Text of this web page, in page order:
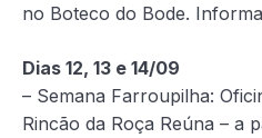
no Boteco do Bode.
Dias 12, 13 e 14/09
– Semana Farroupilha:
Rincão da Roça Reúna – a